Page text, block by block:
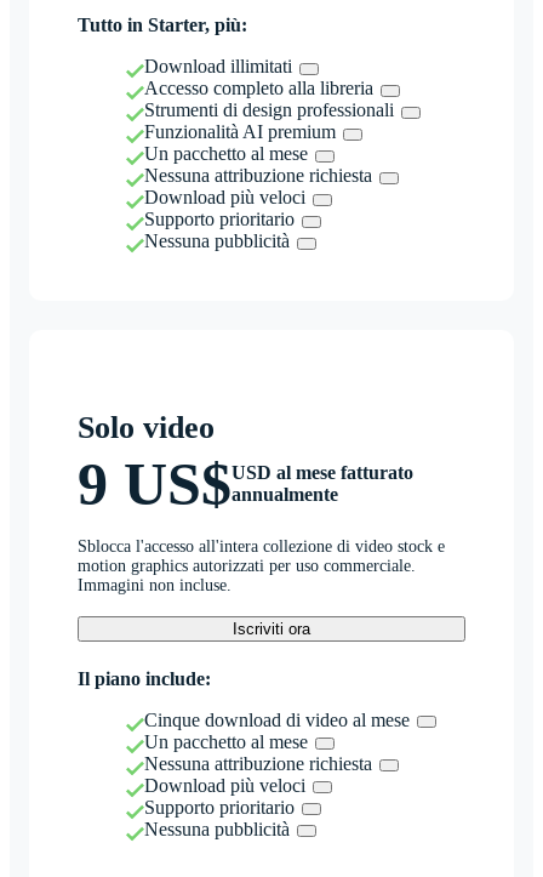
Tutto in Starter, più:
Download illimitati
Accesso completo alla libreria
Strumenti di design professionali
Funzionalità AI premium
Un pacchetto al mese
Nessuna attribuzione richiesta
Download più veloci
Supporto prioritario
Nessuna pubblicità
Solo video
9 US$USD al mese fatturato
annualmente
Sblocca l'accesso all'intera collezione di video stock e
motion graphics autorizzati per uso commerciale.
Immagini non incluse.
Iscriviti ora
Il piano include:
Cinque download di video al mese
Un pacchetto al mese
Nessuna attribuzione richiesta
Download più veloci
Supporto prioritario
Nessuna pubblicità